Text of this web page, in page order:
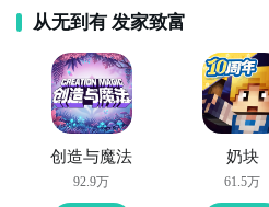
注喵出法随什么时候开测，什
区的每日更新，欢迎大家积极
会第一时间为您解答。
从无到有 发家致富
创造与魔法
92.9万
奶块
61.5万